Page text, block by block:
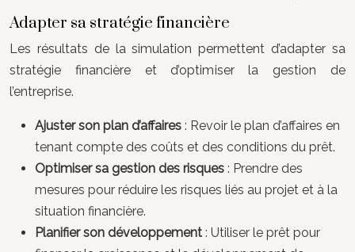
Adapter sa stratégie financière
Les résultats de la simulation permettent d’adapter sa
stratégie financière et d’optimiser la gestion de
l’entreprise.
Ajuster son plan d’affaires : Revoir le plan d’affaires en
tenant compte des coûts et des conditions du prêt.
Optimiser sa gestion des risques : Prendre des
mesures pour réduire les risques liés au projet et à la
situation financière.
Planifier son développement : Utiliser le prêt pour